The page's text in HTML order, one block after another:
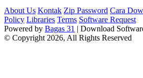
About Us Kontak Zip Password Cara
Policy Libraries Terms Software Request
Powered by Bagas 31 | Download
© Copyright 2026, All Rights Reserved